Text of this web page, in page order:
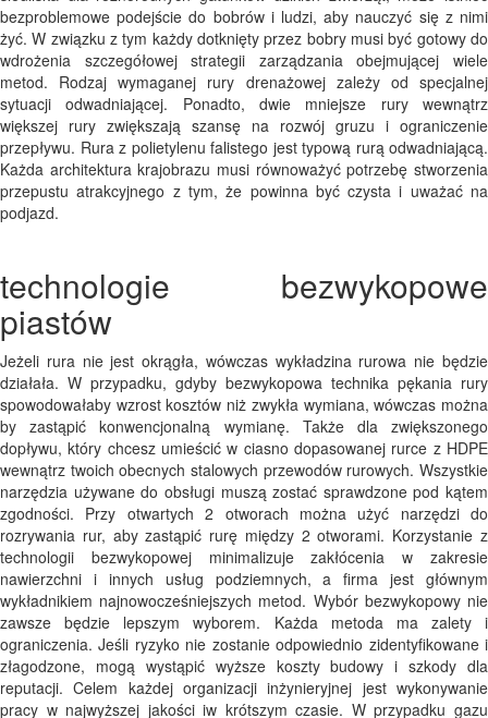
bezproblemowe podejście do bobrów i ludzi, aby nauczyć się z nimi
żyć. W związku z tym każdy dotknięty przez bobry musi być gotowy do
wdrożenia szczegółowej strategii zarządzania obejmującej wiele
metod. Rodzaj wymaganej rury drenażowej zależy od specjalnej
sytuacji odwadniającej. Ponadto, dwie mniejsze rury wewnątrz
większej rury zwiększają szansę na rozwój gruzu i ograniczenie
przepływu. Rura z polietylenu falistego jest typową rurą odwadniającą.
Każda architektura krajobrazu musi równoważyć potrzebę stworzenia
przepustu atrakcyjnego z tym, że powinna być czysta i uważać na
podjazd.
technologie bezwykopowe
piastów
Jeżeli rura nie jest okrągła, wówczas wykładzina rurowa nie będzie
działała. W przypadku, gdyby bezwykopowa technika pękania rury
spowodowałaby wzrost kosztów niż zwykła wymiana, wówczas można
by zastąpić konwencjonalną wymianę. Także dla zwiększonego
dopływu, który chcesz umieścić w ciasno dopasowanej rurce z HDPE
wewnątrz twoich obecnych stalowych przewodów rurowych. Wszystkie
narzędzia używane do obsługi muszą zostać sprawdzone pod kątem
zgodności. Przy otwartych 2 otworach można użyć narzędzi do
rozrywania rur, aby zastąpić rurę między 2 otworami. Korzystanie z
technologii bezwykopowej minimalizuje zakłócenia w zakresie
nawierzchni i innych usług podziemnych, a firma jest głównym
wykładnikiem najnowocześniejszych metod. Wybór bezwykopowy nie
zawsze będzie lepszym wyborem. Każda metoda ma zalety i
ograniczenia. Jeśli ryzyko nie zostanie odpowiednio zidentyfikowane i
złagodzone, mogą wystąpić wyższe koszty budowy i szkody dla
reputacji. Celem każdej organizacji inżynieryjnej jest wykonywanie
pracy w najwyższej jakości iw krótszym czasie. W przypadku gazu